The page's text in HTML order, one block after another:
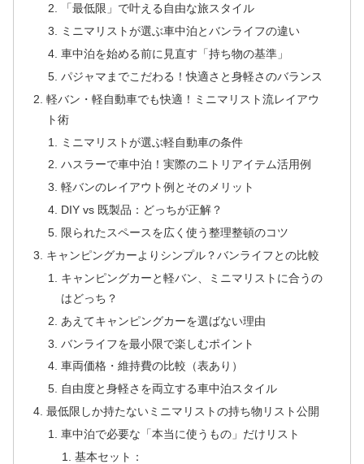
「最低限」で叶える自由な旅スタイル
ミニマリストが選ぶ車中泊とバンライフの違い
車中泊を始める前に見直す「持ち物の基準」
パジャマまでこだわる！快適さと身軽さのバランス
軽バン・軽自動車でも快適！ミニマリスト流レイアウ
ト術
ミニマリストが選ぶ軽自動車の条件
ハスラーで車中泊！実際のニトリアイテム活用例
軽バンのレイアウト例とそのメリット
DIY vs 既製品：どっちが正解？
限られたスペースを広く使う整理整頓のコツ
キャンピングカーよりシンプル？バンライフとの比較
キャンピングカーと軽バン、ミニマリストに合うの
はどっち？
あえてキャンピングカーを選ばない理由
バンライフを最小限で楽しむポイント
車両価格・維持費の比較（表あり）
自由度と身軽さを両立する車中泊スタイル
最低限しか持たないミニマリストの持ち物リスト公開
車中泊で必要な「本当に使うもの」だけリスト
基本セット：